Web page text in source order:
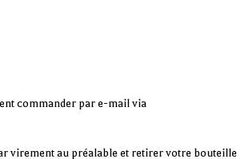
commander par e-mail via
virement au préalable et retirer votre bouteille